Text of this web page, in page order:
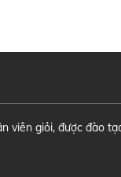
viên giỏi, được đào